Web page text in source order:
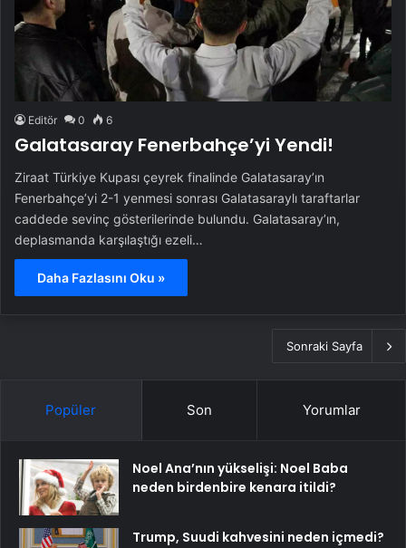
Editör 0 6
Galatasaray Fenerbahçe’yi Yendi!
Ziraat Türkiye Kupası çeyrek finalinde Galatasaray’ın
Fenerbahçe’yi 2-1 yenmesi sonrası Galatasaraylı taraftarlar
caddede sevinç gösterilerinde bulundu. Galatasaray’ın,
deplasmanda karşılaştığı ezeli…
Daha Fazlasını Oku »
Sonraki Sayfa
Popüler Son Yorumlar
Noel Ana’nın yükselişi: Noel Baba
neden birdenbire kenara itildi?
Trump, Suudi kahvesini neden içmedi?